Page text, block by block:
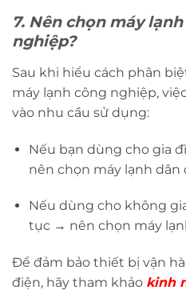
7. Nên chọn máy
nghiệp?
Sau khi hiểu cách phân
máy lạnh công nghiệp,
vào nhu cầu sử dụng:
Nếu bạn dùng cho gia
nên chọn máy lạnh dân
Nếu dùng cho không
tục → nên chọn máy
Để đảm bảo thiết bị vận
điện, hãy tham khảo kinh